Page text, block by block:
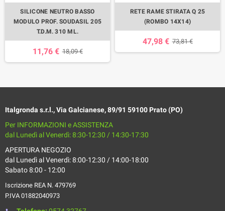
SILICONE NEUTRO BASSO
MODULO PROF. SOUDASIL 205
T.D.M. 310 ML.
11,76 € 18,09 €
RETE RAME STIRATA Q 25
(ROMBO 14X14)
47,98 € 73,81 €
Italgronda s.r.l., Via Galcianese, 89/91 59100 Prato (PO)
Per INFORMAZIONI e ASSISTENZA
dal Lunedì al Venerdì: 8:30-12:30 / 14:30-17:30
APERTURA NEGOZIO
dal Lunedì al Venerdì: 8:00-12:30 / 14:00-18:00
Sabato 8:00 - 12:00
Iscrizione REA N. 479769
P.IVA 01882040973